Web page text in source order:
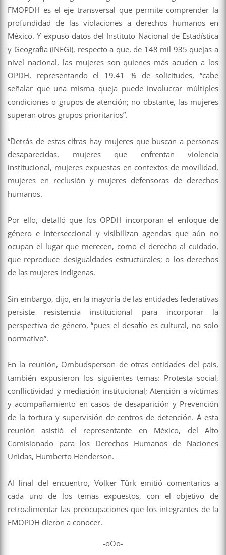
FMOPDH es el eje transversal que permite comprender la
profundidad de las violaciones a derechos humanos en
México. Y expuso datos del Instituto Nacional de Estadística
y Geografía (INEGI), respecto a que, de 148 mil 935 quejas a
nivel nacional, las mujeres son quienes más acuden a los
OPDH, representando el 19.41 % de solicitudes, “cabe
señalar que una misma queja puede involucrar múltiples
condiciones o grupos de atención; no obstante, las mujeres
superan otros grupos prioritarios”.
“Detrás de estas cifras hay mujeres que buscan a personas
desaparecidas, mujeres que enfrentan violencia
institucional, mujeres expuestas en contextos de movilidad,
mujeres en reclusión y mujeres defensoras de derechos
humanos.
Por ello, detalló que los OPDH incorporan el enfoque de
género e interseccional y visibilizan agendas que aún no
ocupan el lugar que merecen, como el derecho al cuidado,
que reproduce desigualdades estructurales; o los derechos
de las mujeres indígenas.
Sin embargo, dijo, en la mayoría de las entidades federativas
persiste resistencia institucional para incorporar la
perspectiva de género, “pues el desafío es cultural, no solo
normativo”.
En la reunión, Ombudsperson de otras entidades del país,
también expusieron los siguientes temas: Protesta social,
conflictividad y mediación institucional; Atención a víctimas
y acompañamiento en casos de desaparición y Prevención
de la tortura y supervisión de centros de detención. A esta
reunión asistió el representante en México, del Alto
Comisionado para los Derechos Humanos de Naciones
Unidas, Humberto Henderson.
Al final del encuentro, Volker Türk emitió comentarios a
cada uno de los temas expuestos, con el objetivo de
retroalimentar las preocupaciones que los integrantes de la
FMOPDH dieron a conocer.
-oOo-